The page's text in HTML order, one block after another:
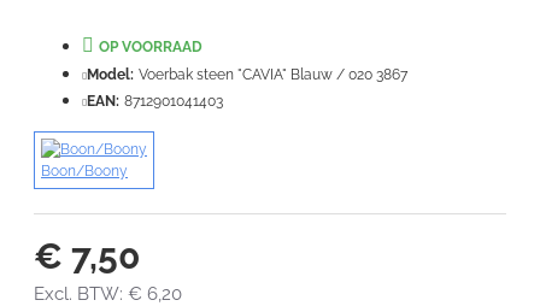
Slecht
€ 7,50
Excl. BTW: € 6,20
OP VOORRAAD
Model: Voerbak steen "CAVIA" Blauw / 020 3867
EAN: 8712901041403
Boon/Boony